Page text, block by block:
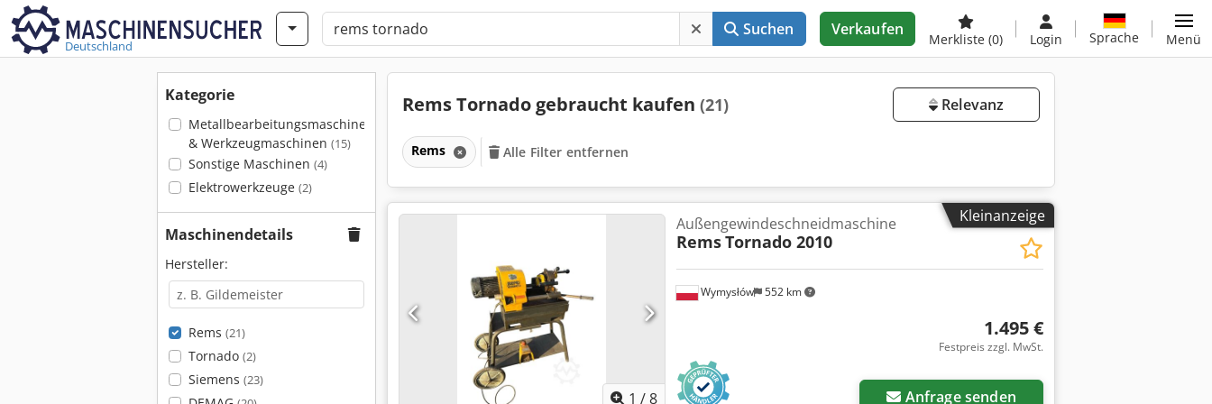
Deutschland
Suchen Verkaufen
Merkliste (0) Login Sprache Menü
Kategorie
Metallbearbeitungsmaschinen
& Werkzeugmaschinen (15)
Sonstige Maschinen (4)
Elektrowerkzeuge (2)
Maschinendetails
Hersteller:
Rems (21)
Tornado (2)
Siemens (23)
Rems Tornado gebraucht kaufen (21) Relevanz
Rems Alle Filter entfernen
Kleinanzeige
1 /8
Wymysłów 552 km
Außengewindeschneidmaschine
RemsTornado 2010
1.495 €
Festpreis zzgl. MwSt.
Anfrage senden